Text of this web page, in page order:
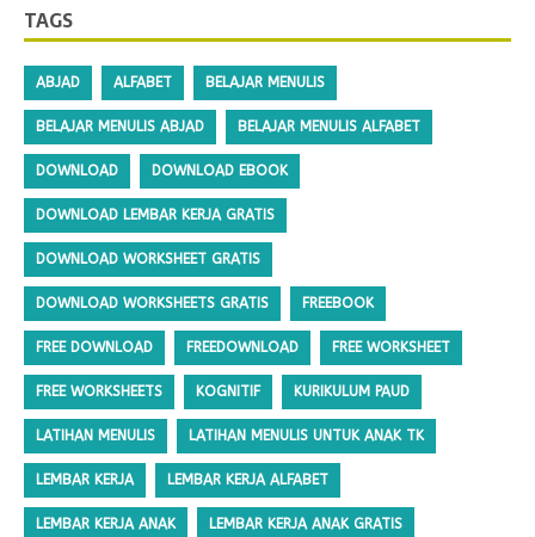
TAGS
ABJAD ALFABET BELAJAR MENULIS
BELAJAR MENULIS ABJAD BELAJAR MENULIS ALFABET
DOWNLOAD DOWNLOAD EBOOK
DOWNLOAD LEMBAR KERJA GRATIS
DOWNLOAD WORKSHEET GRATIS
DOWNLOAD WORKSHEETS GRATIS FREEBOOK
FREE DOWNLOAD FREEDOWNLOAD FREE WORKSHEET
FREE WORKSHEETS KOGNITIF KURIKULUM PAUD
LATIHAN MENULIS LATIHAN MENULIS UNTUK ANAK TK
LEMBAR KERJA LEMBAR KERJA ALFABET
LEMBAR KERJA ANAK LEMBAR KERJA ANAK GRATIS